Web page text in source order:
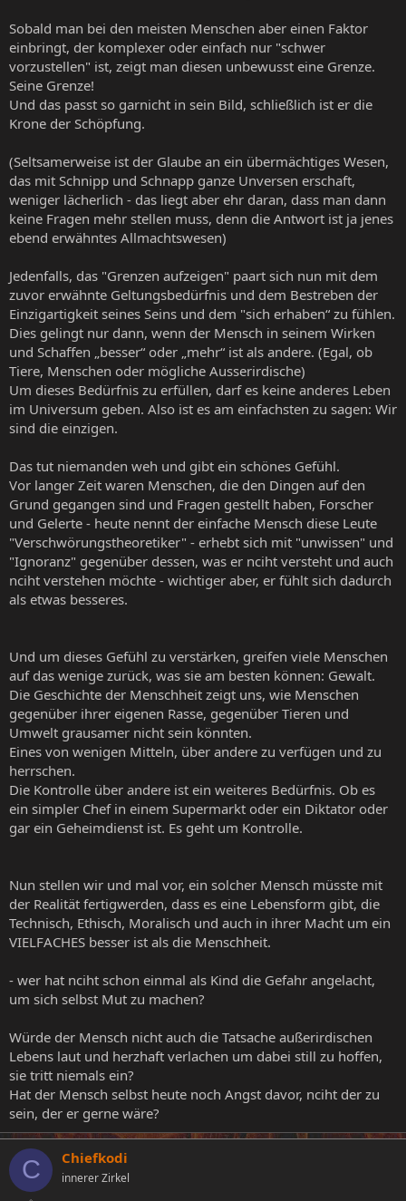
Sobald man bei den meisten Menschen aber einen Faktor
einbringt, der komplexer oder einfach nur "schwer
vorzustellen" ist, zeigt man diesen unbewusst eine Grenze.
Seine Grenze!
Und das passt so garnicht in sein Bild, schließlich ist er die
Krone der Schöpfung.
(Seltsamerweise ist der Glaube an ein übermächtiges Wesen,
das mit Schnipp und Schnapp ganze Unversen erschaft,
weniger lächerlich - das liegt aber ehr daran, dass man dann
keine Fragen mehr stellen muss, denn die Antwort ist ja jenes
ebend erwähntes Allmachtswesen)
Jedenfalls, das "Grenzen aufzeigen" paart sich nun mit dem
zuvor erwähnte Geltungsbedürfnis und dem Bestreben der
Einzigartigkeit seines Seins und dem "sich erhaben“ zu fühlen.
Dies gelingt nur dann, wenn der Mensch in seinem Wirken
und Schaffen „besser“ oder „mehr“ ist als andere. (Egal, ob
Tiere, Menschen oder mögliche Ausserirdische)
Um dieses Bedürfnis zu erfüllen, darf es keine anderes Leben
im Universum geben. Also ist es am einfachsten zu sagen: Wir
sind die einzigen.
Das tut niemanden weh und gibt ein schönes Gefühl.
Vor langer Zeit waren Menschen, die den Dingen auf den
Grund gegangen sind und Fragen gestellt haben, Forscher
und Gelerte - heute nennt der einfache Mensch diese Leute
"Verschwörungstheoretiker" - erhebt sich mit "unwissen" und
"Ignoranz" gegenüber dessen, was er nciht versteht und auch
nciht verstehen möchte - wichtiger aber, er fühlt sich dadurch
als etwas besseres.
Und um dieses Gefühl zu verstärken, greifen viele Menschen
auf das wenige zurück, was sie am besten können: Gewalt.
Die Geschichte der Menschheit zeigt uns, wie Menschen
gegenüber ihrer eigenen Rasse, gegenüber Tieren und
Umwelt grausamer nicht sein könnten.
Eines von wenigen Mitteln, über andere zu verfügen und zu
herrschen.
Die Kontrolle über andere ist ein weiteres Bedürfnis. Ob es
ein simpler Chef in einem Supermarkt oder ein Diktator oder
gar ein Geheimdienst ist. Es geht um Kontrolle.
Nun stellen wir und mal vor, ein solcher Mensch müsste mit
der Realität fertigwerden, dass es eine Lebensform gibt, die
Technisch, Ethisch, Moralisch und auch in ihrer Macht um ein
VIELFACHES besser ist als die Menschheit.
- wer hat nciht schon einmal als Kind die Gefahr angelacht,
um sich selbst Mut zu machen?
Würde der Mensch nicht auch die Tatsache außerirdischen
Lebens laut und herzhaft verlachen um dabei still zu hoffen,
sie tritt niemals ein?
Hat der Mensch selbst heute noch Angst davor, nciht der zu
sein, der er gerne wäre?
C Chiefkodi
innerer Zirkel